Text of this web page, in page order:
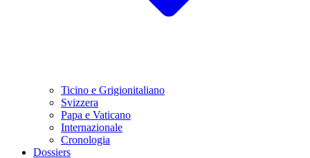
Ticino e Grigionitaliano
Svizzera
Papa e Vaticano
Internazionale
Cronologia
Dossiers